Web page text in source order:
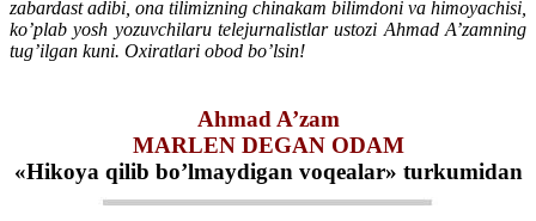
zabardast adibi, ona tilimizning chinakam bilimdoni va himoyachisi,
ko’plab yosh yozuvchilaru telejurnalistlar ustozi Ahmad A’zamning
tug’ilgan kuni. Oxiratlari obod bo’lsin!
Ahmad A’zam
MARLЕN DЕGAN ODAM
«Hikoya qilib bo’lmaydigan voqealar» turkumidan